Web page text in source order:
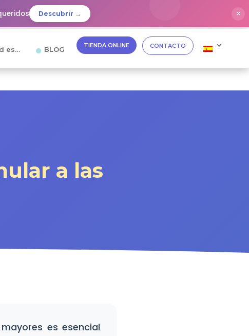
Descubrir → ✕
es… BLOG TIENDA ONLINE CONTACTO
a las
es esencial